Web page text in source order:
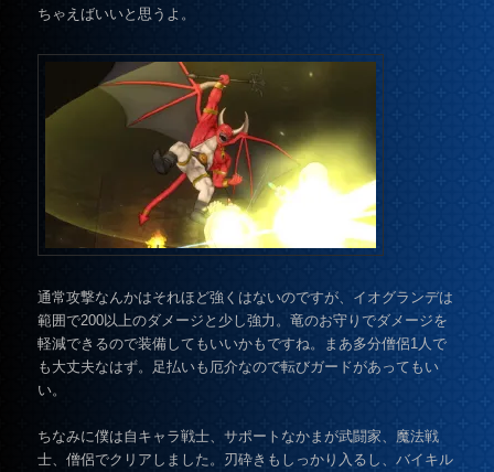
ちゃえばいいと思うよ。
通常攻撃なんかはそれほど強くはないのですが、イオグランデは
範囲で200以上のダメージと少し強力。竜のお守りでダメージを
軽減できるので装備してもいいかもですね。まあ多分僧侶1人で
も大丈夫なはず。足払いも厄介なので転びガードがあってもい
い。
ちなみに僕は自キャラ戦士、サポートなかまが武闘家、魔法戦
士、僧侶でクリアしました。刃砕きもしっかり入るし、バイキル